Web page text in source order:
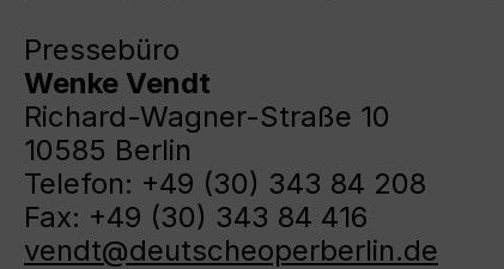
Pressebüro
Wenke Vendt
Richard-Wagner-Straße 10
10585 Berlin
Telefon: +49 (30) 343 84 208
Fax: +49 (30) 343 84 416
vendt@deutscheoperberlin.de